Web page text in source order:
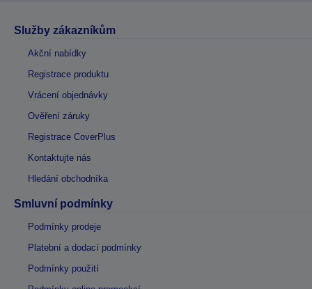
Služby zákazníkům
Akční nabídky
Registrace produktu
Vrácení objednávky
Ověření záruky
Registrace CoverPlus
Kontaktujte nás
Hledání obchodníka
Smluvní podmínky
Podmínky prodeje
Platební a dodací podmínky
Podmínky použití